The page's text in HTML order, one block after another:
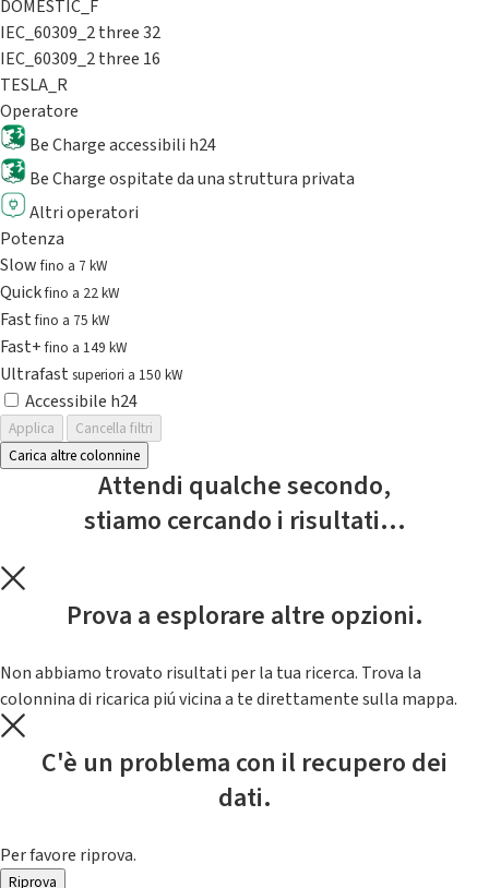
DOMESTIC_F
IEC_60309_2 three 32
IEC_60309_2 three 16
TESLA_R
Operatore
Be Charge accessibili h24
Be Charge ospitate da una struttura privata
Altri operatori
Potenza
Slowfino a 7 kW
Quickfino a 22 kW
Fastfino a 75 kW
Fast+fino a 149 kW
Ultrafast superiori a 150 kW
Accessibile h24
Applica
Cancella filtri
Carica altre colonnine
Attendi qualche secondo,
stiamo cercando i risultati...
Prova a esplorare altre opzioni.
Non abbiamo trovato risultati per la tua ricerca. Trova la
colonnina di ricarica piú vicina a te direttamente sulla mappa.
C'è un problema con il recupero dei
dati.
Per favore riprova.
Riprova